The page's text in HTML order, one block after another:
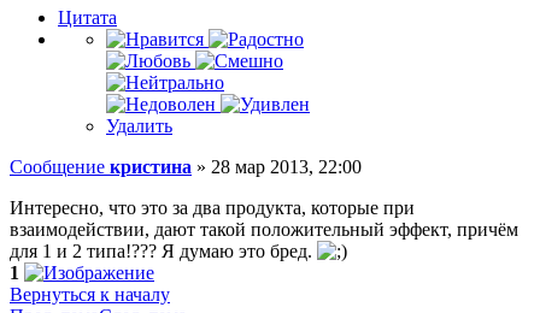
Цитата
Удалить
Сообщение кристина » 28 мар 2013, 22:00
Интересно, что это за два продукта, которые при
взаимодействии, дают такой положительный эффект, причём
для 1 и 2 типа!??? Я думаю это бред.
1
Вернуться к началу